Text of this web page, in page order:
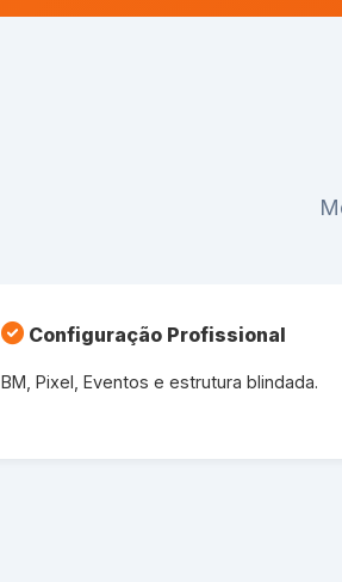
Configuração Profissional
BM, Pixel, Eventos e estrutura blindada.